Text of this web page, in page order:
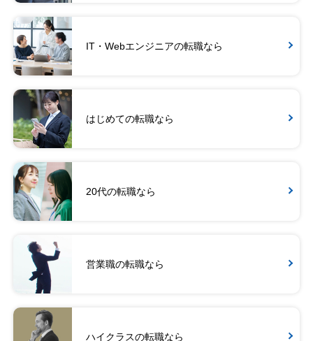
IT・Webエンジニアの転職なら
はじめての転職なら
20代の転職なら
営業職の転職なら
ハイクラスの転職なら